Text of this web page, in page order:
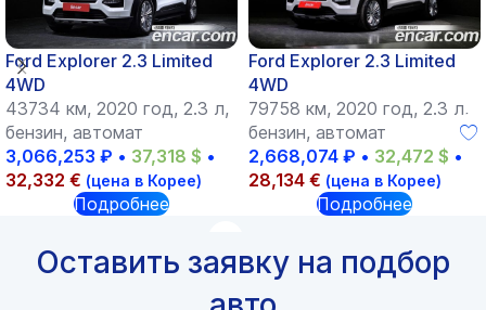
Ford Explorer 2.3 Limited
4WD
43734 км, 2020 год, 2.3 л,
бензин, автомат
3,066,253 ₽ • 37,318 $ •
32,332 € (цена в Корее)
Подробнее
Ford Explorer 2.3 Limited
4WD
79758 км, 2020 год, 2.3 л,
бензин, автомат
2,668,074 ₽ • 32,472 $ •
28,134 € (цена в Корее)
Подробнее
Оставить заявку на подбор